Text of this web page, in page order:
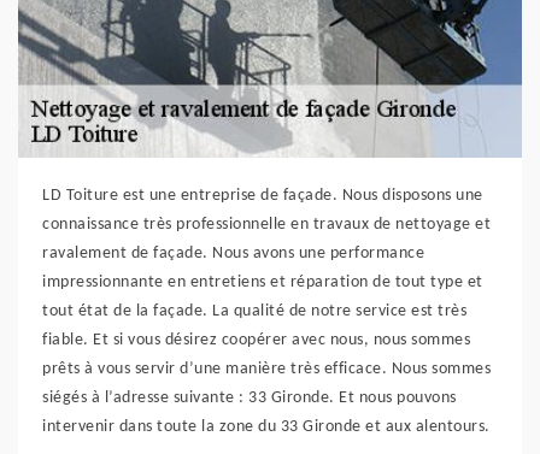
LD Toiture est une entreprise de façade. Nous disposons une
connaissance très professionnelle en travaux de nettoyage et
ravalement de façade. Nous avons une performance
impressionnante en entretiens et réparation de tout type et
tout état de la façade. La qualité de notre service est très
fiable. Et si vous désirez coopérer avec nous, nous sommes
prêts à vous servir d’une manière très efficace. Nous sommes
siégés à l’adresse suivante : 33 Gironde. Et nous pouvons
intervenir dans toute la zone du 33 Gironde et aux alentours.